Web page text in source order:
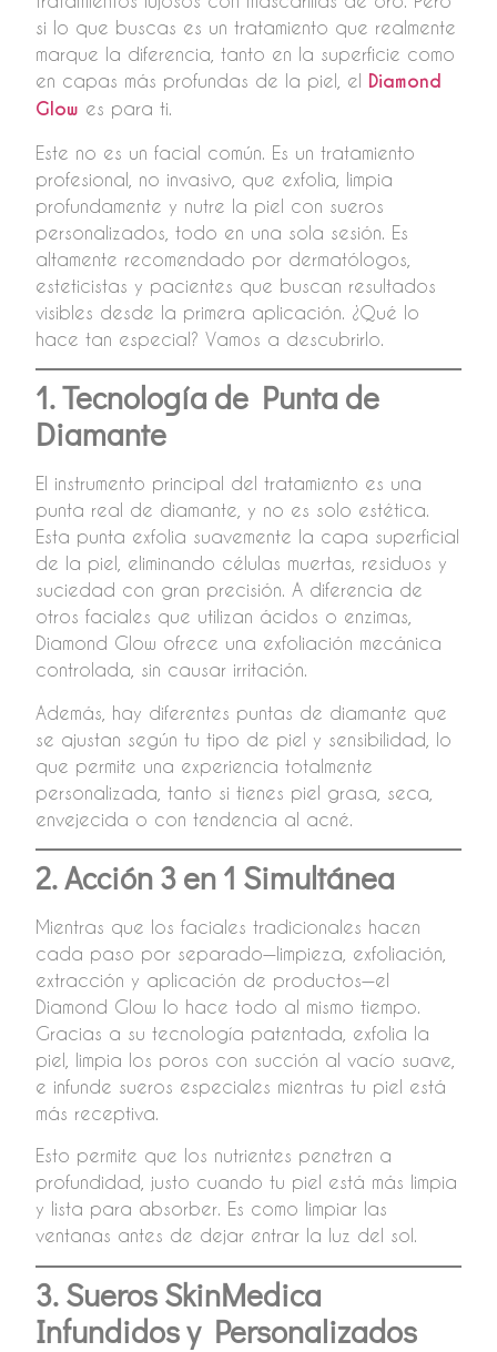
si lo que buscas es un tratamiento que realmente
marque la diferencia, tanto en la superficie como
en capas más profundas de la piel, el Diamond
Glow es para ti.
Este no es un facial común. Es un tratamiento
profesional, no invasivo, que exfolia, limpia
profundamente y nutre la piel con sueros
personalizados, todo en una sola sesión. Es
altamente recomendado por dermatólogos,
esteticistas y pacientes que buscan resultados
visibles desde la primera aplicación. ¿Qué lo
hace tan especial? Vamos a descubrirlo.
1. Tecnología de Punta de
Diamante
El instrumento principal del tratamiento es una
punta real de diamante, y no es solo estética.
Esta punta exfolia suavemente la capa superficial
de la piel, eliminando células muertas, residuos y
suciedad con gran precisión. A diferencia de
otros faciales que utilizan ácidos o enzimas,
Diamond Glow ofrece una exfoliación mecánica
controlada, sin causar irritación.
Además, hay diferentes puntas de diamante que
se ajustan según tu tipo de piel y sensibilidad, lo
que permite una experiencia totalmente
personalizada, tanto si tienes piel grasa, seca,
envejecida o con tendencia al acné.
2. Acción 3 en 1 Simultánea
Mientras que los faciales tradicionales hacen
cada paso por separado—limpieza, exfoliación,
extracción y aplicación de productos—el
Diamond Glow lo hace todo al mismo tiempo.
Gracias a su tecnología patentada, exfolia la
piel, limpia los poros con succión al vacío suave,
e infunde sueros especiales mientras tu piel está
más receptiva.
Esto permite que los nutrientes penetren a
profundidad, justo cuando tu piel está más limpia
y lista para absorber. Es como limpiar las
ventanas antes de dejar entrar la luz del sol.
3. Sueros SkinMedica
Infundidos y Personalizados